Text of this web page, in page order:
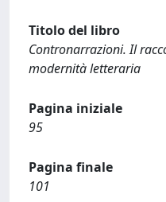
Titolo del libro
Contronarrazioni. Il
modernità letteraria
Pagina iniziale
95
Pagina finale
101